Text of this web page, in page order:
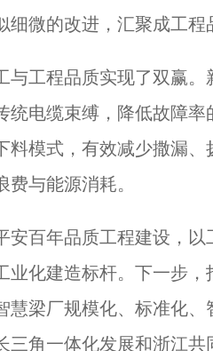
细微的改进，汇聚成工程
工程品质实现了双赢。
统电缆束缚，降低故障
料模式，有效减少撒漏
与能源消耗。
百年品质工程建设，以
业化建造标杆。下一步
慧梁厂规模化、标准化
三角一体化发展和浙江